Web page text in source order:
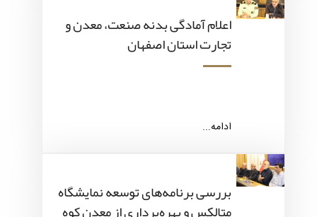
اعلام آمادگی بدنه صنعت، معدن و
تجارت استان اصفهان
ادامه...
بررسی برنامه‌های توسعه نمایشگاه